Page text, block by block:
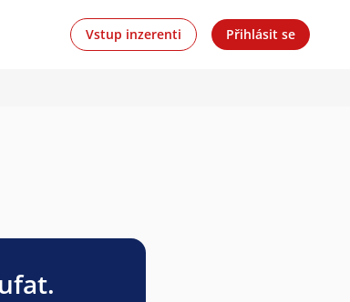
Vstup inzerenti Přihlásit se